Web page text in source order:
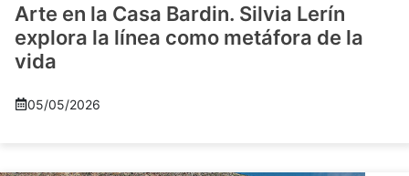
Arte en la Casa Bardin. Silvia Lerín
explora la línea como metáfora de la
vida
05/05/2026